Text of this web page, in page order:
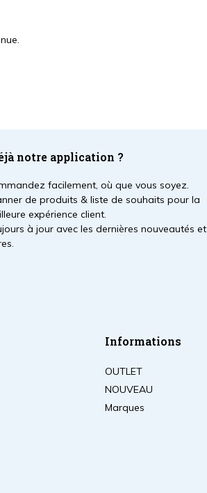
notre application ?
facilement, où que vous soyez.
de produits & liste de souhaits pour la
expérience client.
à jour avec les dernières nouveautés et
Informations
OUTLET
NOUVEAU
Marques